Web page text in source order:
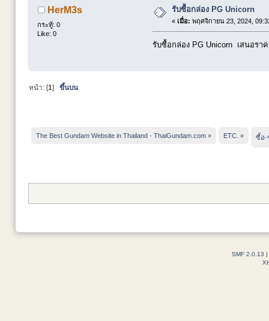
HerM3s
กระทู้: 0
Like: 0
รับซื้อกล่อง PG Unicorn
« เมื่อ: พฤศจิกายน 23, 2024,
รับซื้อกล่อง PG Unicorn เสนอรา
หน้า: [1] ขึ้นบน
The Best Gundam Website in Thailand - ThaiGundam.com » ETC. » ซื้อ-
SMF 2.0.13 |